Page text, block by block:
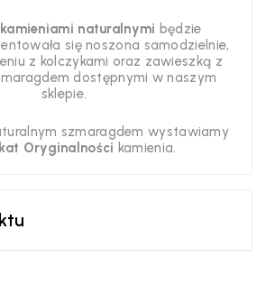
naturalnymi będzie
się noszona samodzielnie,
z kolczykami oraz zawieszką z
dostępnymi w naszym
sklepie.
szmaragdem wystawiamy
Oryginalności kamienia.